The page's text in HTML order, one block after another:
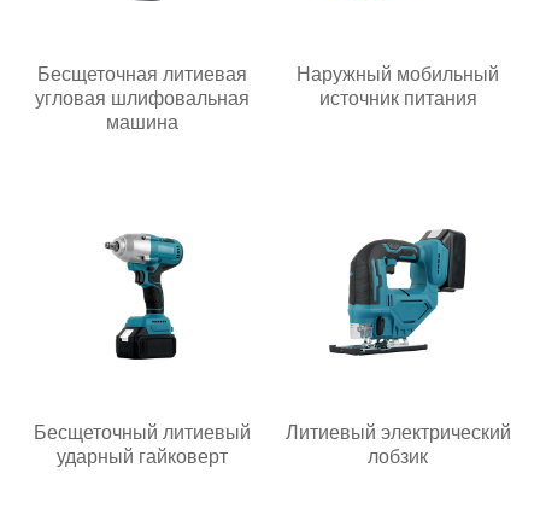
Бесщеточная литиевая
угловая шлифовальная
машина
Наружный мобильный
источник питания
Бесщеточный литиевый
ударный гайковерт
Литиевый электрический
лобзик